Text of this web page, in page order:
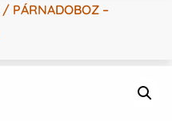
/ PÁRNADOBOZ –